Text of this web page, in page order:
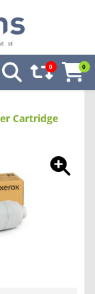
0 0
Cartridge